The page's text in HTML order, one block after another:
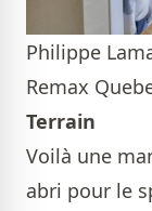
Philippe
Remax
Terrain
Voilà une
abri pour le